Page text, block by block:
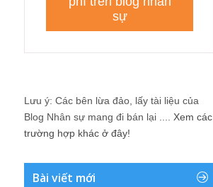
Lưu ý: Các bên lừa đảo, lấy tài liệu của
Blog Nhân sự mang đi bán lại .... Xem các
trường hợp khác ở đây!
Bài viết mới